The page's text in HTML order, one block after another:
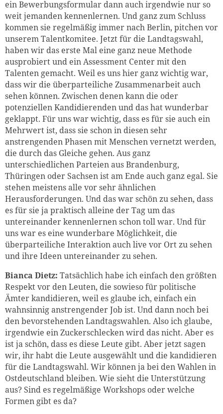
ein Bewerbungsformular dann auch irgendwie nur so
weit jemanden kennenlernen. Und ganz zum Schluss
kommen sie regelmäßig immer nach Berlin, pitchen vor
unserem Talentkomitee. Jetzt für die Landtagswahl,
haben wir das erste Mal eine ganz neue Methode
ausprobiert und ein Assessment Center mit den
Talenten gemacht. Weil es uns hier ganz wichtig war,
dass wir die überparteiliche Zusammenarbeit auch
sehen können. Zwischen denen kann die oder
potenziellen Kandidierenden und das hat wunderbar
geklappt. Für uns war wichtig, dass es für sie auch ein
Mehrwert ist, dass sie schon in diesen sehr
anstrengenden Phasen mit Menschen vernetzt werden,
die durch das Gleiche gehen. Aus ganz
unterschiedlichen Parteien aus Brandenburg,
Thüringen oder Sachsen ist am Ende auch ganz egal. Sie
stehen meistens alle vor sehr ähnlichen
Herausforderungen. Und das war schön zu sehen, dass
es für sie ja praktisch alleine der Tag um das
untereinander kennenlernen schon toll war. Und für
uns war es eine wunderbare Möglichkeit, die
überparteiliche Interaktion auch live vor Ort zu sehen
und ihre Ideen untereinander zu sehen.
Bianca Dietz: Tatsächlich habe ich einfach den größten
Respekt vor den Leuten, die sowieso für politische
Ämter kandidieren, weil es glaube ich, einfach ein
wahnsinnig anstrengender Job ist. Und dann noch bei
den bevorstehenden Landtagswahlen. Also ich glaube,
irgendwie ein Zuckerschlecken wird das nicht. Aber es
ist ja schön, dass es diese Leute gibt. Aber jetzt sagen
wir, ihr habt die Leute ausgewählt und die kandidieren
für die Landtagswahl. Wir können ja bei den Wahlen in
Ostdeutschland bleiben. Wie sieht die Unterstützung
aus? Sind es regelmäßige Workshops oder welche
Formen gibt es da?